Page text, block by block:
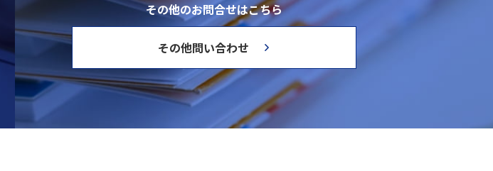
その他のお問合せはこちら
その他問い合わせ